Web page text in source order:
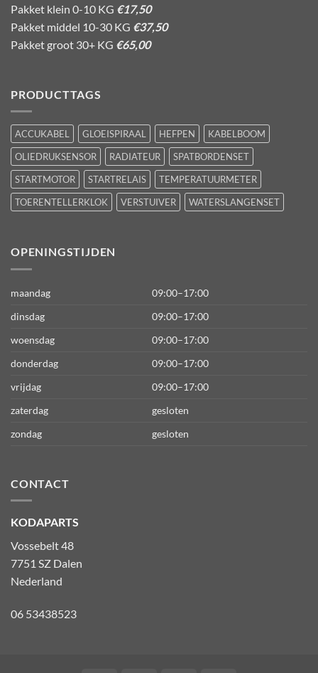
Pakket klein 0-10 KG €17,50
Pakket middel 10-30 KG €37,50
Pakket groot 30+ KG €65,00
PRODUCTTAGS
ACCUKABEL GLOEISPIRAAL HEFPEN
KABELBOOM
OLIEDRUKSENSOR
RADIATEUR
SPATBORDENSET
STARTMOTOR
STARTRELAIS
TEMPERATUURMETER
TOERENTELLERKLOK
VERSTUIVER WATERSLANGENSET
OPENINGSTIJDEN
maandag
09:00–17:00
dinsdag
09:00–17:00
woensdag
09:00–17:00
donderdag
09:00–17:00
vrijdag
09:00–17:00
zaterdag
gesloten
zondag
gesloten
CONTACT
KODAPARTS
Vossebelt 48
7751 SZ Dalen
Nederland
06 53438523